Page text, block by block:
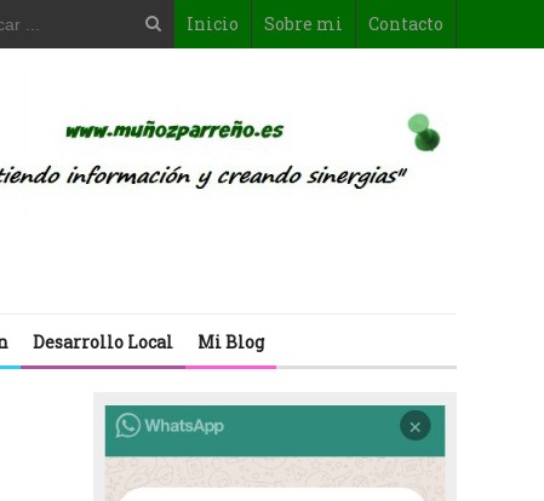
Inicio Sobre mi Contacto
Desarrollo Local Mi Blog